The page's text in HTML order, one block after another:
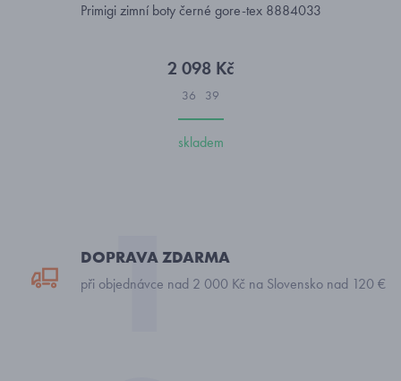
Primigi zimní boty černé gore-tex 8884033
2 098 Kč
36 39
skladem
DOPRAVA ZDARMA
při objednávce nad 2 000 Kč na Slovensko nad 120 €